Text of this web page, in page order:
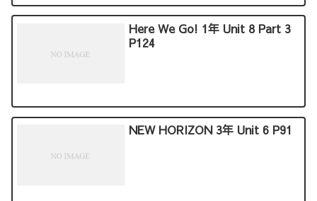
Here We Go! 1年 Unit 8 Part 3
P124
NEW HORIZON 3年 Unit 6 P91